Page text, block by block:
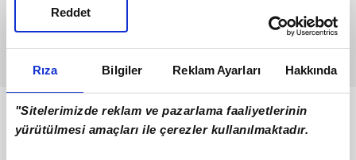
Rıza Bilgiler Reklam Ayarları Hakkında
"Sitelerimizde reklam ve pazarlama faaliyetlerinin
yürütülmesi amaçları ile çerezler kullanılmaktadır.
Reddet
Bunlar da Var